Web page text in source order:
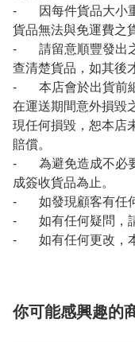
- 因每件貨品大小重
貨品無法與免運費之
- 請留意順豐發出之
查清楚貨品，如其後
- 本店會於出貨前細
在運送期間意外損毀
現任何損毀，恕本店
賠償。
- 為避免造成不必要
成簽收貨品為止。
- 如發現顧客有任何
- 如有任何疑問，請
- 如有任何更改，本
你可能感興趣的